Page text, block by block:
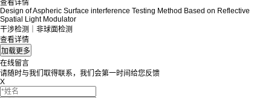
查看详情
Design of Aspheric Surface interference Testing Method Based on Reflective
Spatial Light Modulator
干涉检测｜非球面检测
查看详情
在线留言
请随时与我们取得联系，我们会第一时间给您反馈
X